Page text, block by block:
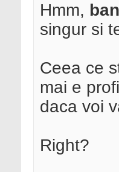
Hmm,
singur si
Ceea ce
mai e
daca voi
Right?